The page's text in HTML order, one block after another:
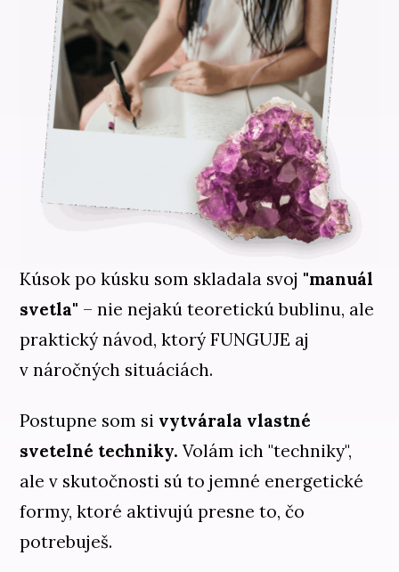
Kúsok po kúsku som skladala svoj "manuál
svetla" – nie nejakú teoretickú bublinu, ale
praktický návod, ktorý FUNGUJE aj
v náročných situáciách.
Postupne som si vytvárala vlastné
svetelné techniky. Volám ich "techniky",
ale v skutočnosti sú to jemné energetické
formy, ktoré aktivujú presne to, čo
potrebuješ.